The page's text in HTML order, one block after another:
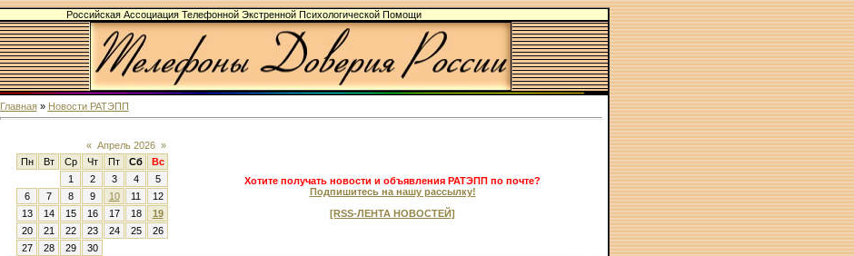
Российская Ассоциация Телефонной Экстренной Психологической Помощи
Главная» Новости РАТЭПП
« Апрель 2026 »
Пн
Вт Ср Чт Пт Сб
Вс
1
2 3 4
5
6
7 8 9 10 11
12
13
14 15 16 17 18
19
20
21 22 23 24 25
26
27
28 29 30
Хотите получать новости и объявления РАТЭПП по почте?
Подпишитесь на нашу рассылку!
[RSS-ЛЕНТА НОВОСТЕЙ]